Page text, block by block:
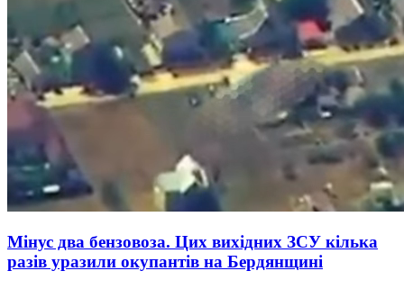
Мінус два бензовоза. Цих вихідних ЗСУ кілька
разів уразили окупантів на Бердянщині